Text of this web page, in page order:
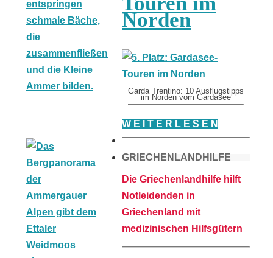
Norden
Garda Trentino: 10 Ausflugstipps
im Norden vom Gardasee
W E I T E R L E S E N
GRIECHENLANDHILFE
Die Griechenlandhilfe hilft
Notleidenden in
Griechenland mit
medizinischen Hilfsgütern